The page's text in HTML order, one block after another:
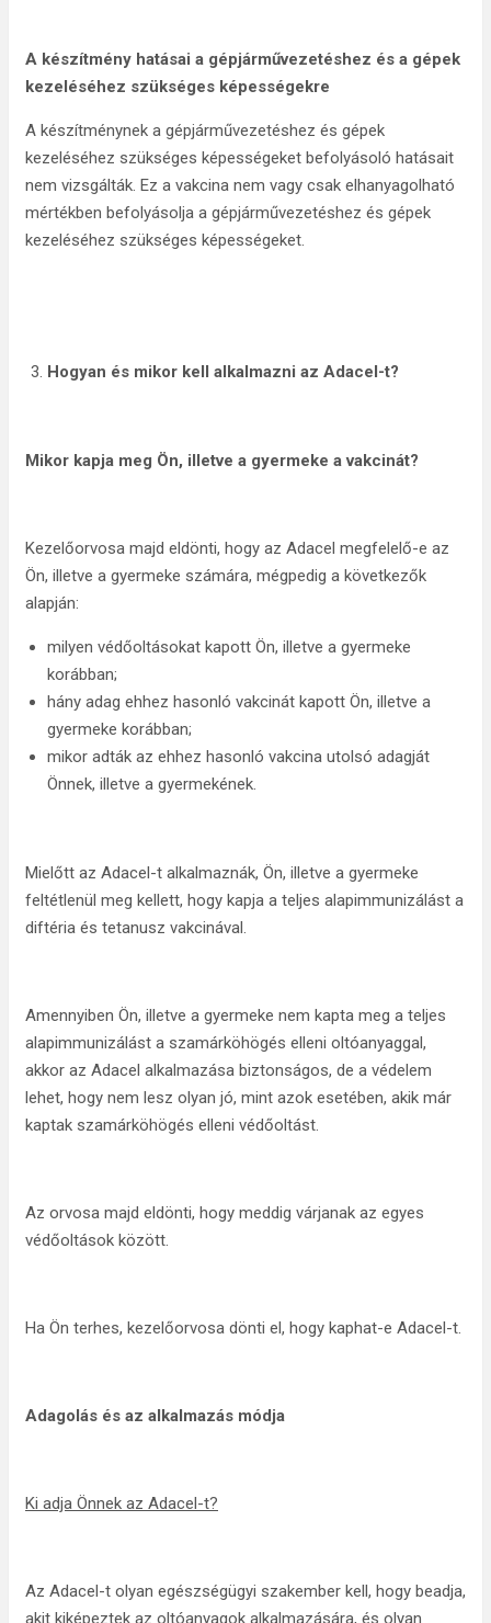
A készítmény hatásai a gépjárművezetéshez és a gépek
kezeléséhez szükséges képességekre
A készítménynek a gépjárművezetéshez és gépek
kezeléséhez szükséges képességeket befolyásoló hatásait
nem vizsgálták. Ez a vakcina nem vagy csak elhanyagolható
mértékben befolyásolja a gépjárművezetéshez és gépek
kezeléséhez szükséges képességeket.
Hogyan és mikor kell alkalmazni az Adacel-t?
Mikor kapja meg Ön, illetve a gyermeke a vakcinát?
Kezelőorvosa majd eldönti, hogy az Adacel megfelelő-e az
Ön, illetve a gyermeke számára, mégpedig a következők
alapján:
milyen védőoltásokat kapott Ön, illetve a gyermeke
korábban;
hány adag ehhez hasonló vakcinát kapott Ön, illetve a
gyermeke korábban;
mikor adták az ehhez hasonló vakcina utolsó adagját
Önnek, illetve a gyermekének.
Mielőtt az Adacel-t alkalmaznák, Ön, illetve a gyermeke
feltétlenül meg kellett, hogy kapja a teljes alapimmunizálást a
diftéria és tetanusz vakcinával.
Amennyiben Ön, illetve a gyermeke nem kapta meg a teljes
alapimmunizálást a szamárköhögés elleni oltóanyaggal,
akkor az Adacel alkalmazása biztonságos, de a védelem
lehet, hogy nem lesz olyan jó, mint azok esetében, akik már
kaptak szamárköhögés elleni védőoltást.
Az orvosa majd eldönti, hogy meddig várjanak az egyes
védőoltások között.
Ha Ön terhes, kezelőorvosa dönti el, hogy kaphat-e Adacel-t.
Adagolás és az alkalmazás módja
Ki adja Önnek az Adacel-t?
Az Adacel-t olyan egészségügyi szakember kell, hogy beadja,
akit kiképeztek az oltóanyagok alkalmazására, és olyan